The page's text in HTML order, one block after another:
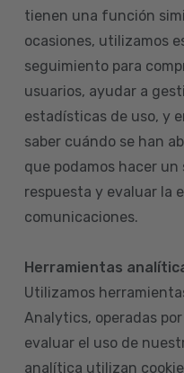
tienen una función
ocasiones, utilizamos
seguimiento para
usuarios, ayudar a
estadísticas de uso, y
saber cuándo se han
que podamos hacer
respuesta y evaluar la
comunicaciones.
Herramientas
Utilizamos
Analytics, operadas
evaluar el uso de
analítica utilizan